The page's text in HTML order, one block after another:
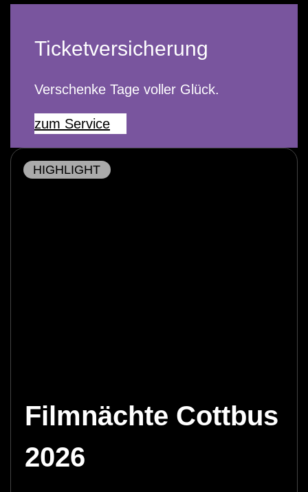
Ticketversicherung
Verschenke Tage voller Glück.
zum Service
HIGHLIGHT
Filmnächte Cottbus
2026